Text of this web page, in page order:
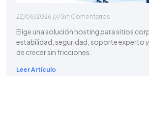
22/06/2026 Sin Comentarios
Elige una solución hosting para sitios
estabilidad, seguridad, soporte experto
de crecer sin fricciones.
Leer Artículo